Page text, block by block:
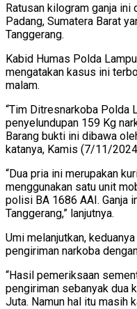
Ratusan kilogram ganja ini
Padang, Sumatera Barat
Tanggerang.
Kabid Humas Polda
mengatakan kasus ini
malam.
“Tim Ditresnarkoba Polda
penyelundupan 159 Kg
Barang bukti ini dibawa
katanya, Kamis (7/11/
“Dua pria ini merupakan
menggunakan satu unit
polisi BA 1686 AAI. Ganja
Tanggerang,” lanjutnya.
Umi melanjutkan,
pengiriman narkoba
“Hasil pemeriksaan
pengiriman sebanyak dua
Juta. Namun hal itu masih